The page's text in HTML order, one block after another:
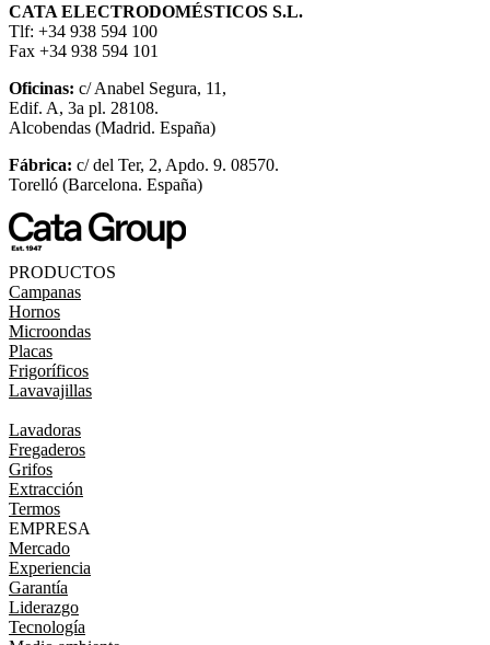
CATA ELECTRODOMÉSTICOS S.L.
Tlf: +34 938 594 100
Fax +34 938 594 101
Oficinas: c/ Anabel Segura, 11,
Edif. A, 3a pl. 28108.
Alcobendas (Madrid. España)
Fábrica: c/ del Ter, 2, Apdo. 9. 08570.
Torelló (Barcelona. España)
PRODUCTOS
Campanas
Hornos
Microondas
Placas
Frigoríficos
Lavavajillas
Lavadoras
Fregaderos
Grifos
Extracción
Termos
EMPRESA
Mercado
Experiencia
Garantía
Liderazgo
Tecnología